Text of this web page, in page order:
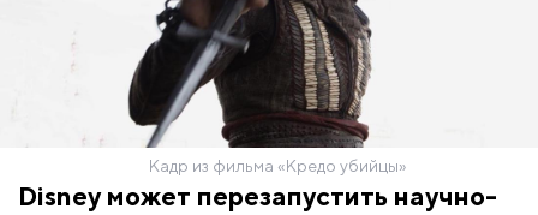
Кадр из фильма «Кредо убийцы»
Disney может перезапустить научно-